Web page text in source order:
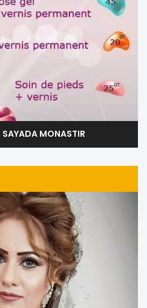
SAYADA MONASTIR